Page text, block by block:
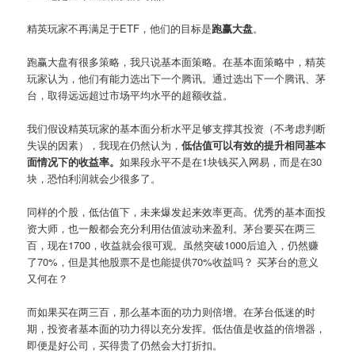
精英玩家不再满足于ETF，他们的目标是跑赢大盘。
跑赢大盘有很多策略，我只说基本面策略。在基本面策略中，精英
玩家认为，他们有能力选出下一个腾讯。通过选出下一个腾讯、茅
台，取得远远超过市场平均水平的超额收益。
我们假设精英玩家的基本面分析水平足够支撑其投资（不考虑判断
失误的因素），我现在仍然认为，低估值可以有效的提升相同基本
面情况下的收益率。如果段永平不是在1块钱买入网易，而是在30
块，恐怕利润就会少很多了。
同样的个股，低估值下，未来爆发起来效率更高。优秀的基本面投
资大师，也一般都会充分利用估值波动来盈利。茅台要买在两三
百，现在1700，收益就会很可观。虽然突破1000后追入，仍然赚
了70%，但是其他股票不是也能提供70%收益吗？ 买茅台的意义
又何在？
而如果买在两三百，那么基本面的功力则倍增。在茅台低迷的时
期，投资者基本面的功力得以充分发挥。低估值是收益的倍增器，
即便是好公司，买得贵了仍然会大打折扣。